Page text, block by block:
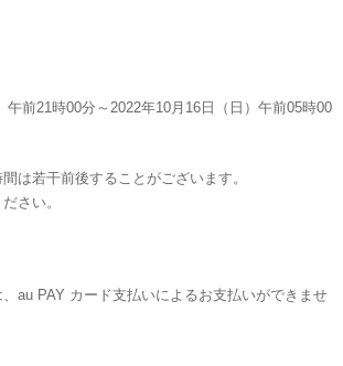
午前21時00分～2022年10月16日（日）午前05時00
は若干前後することがございます。
さい。
au PAY カード支払いによるお支払いができませ